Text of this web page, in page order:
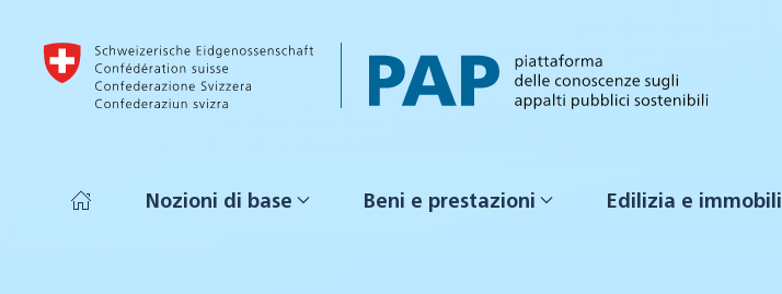
Skip to main content
Nozioni di base Beni e prestazioni Edilizia e immobili